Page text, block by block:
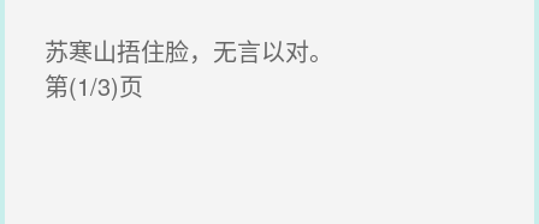
苏寒山捂住脸，无言以对。
第(1/3)页